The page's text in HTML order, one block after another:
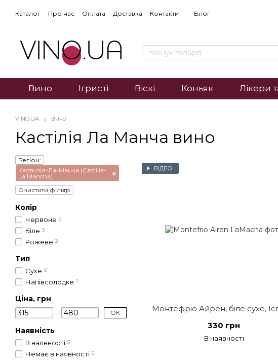
Каталог Про нас Оплата Доставка Контакти Блог
Вино Ігристі Віскі Коньяк Лікери
VINO.UA Вино
Кастілія Ла Манча вино
ВІДЕО
Монтефріо Айрен, біле сухе,
330 грн
В наявності
Регіон:
Кастилія-Ла-Манча (Castilla-
La Mancha)
Очистити фільтр
Колір
Червоне 2
Біле 3
Рожеве 2
Тип
Сухе 6
Напівсолодке 1
Ціна, грн
ОК
Наявність
В наявності 5
Немає в наявності 2